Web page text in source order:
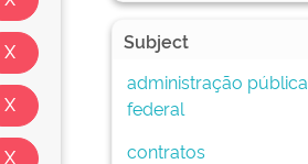
Subject
administração pública
federal
contratos